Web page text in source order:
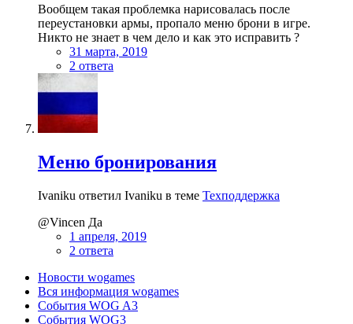
Вообщем такая проблемка нарисовалась после
переустановки армы, пропало меню брони в игре.
Никто не знает в чем дело и как это исправить ?
31 марта, 2019
2 ответа
Меню бронирования
Ivaniku ответил Ivaniku в теме Техподдержка
@Vincen Да
1 апреля, 2019
2 ответа
Новости wogames
Вся информация wogames
События WOG A3
События WOG3